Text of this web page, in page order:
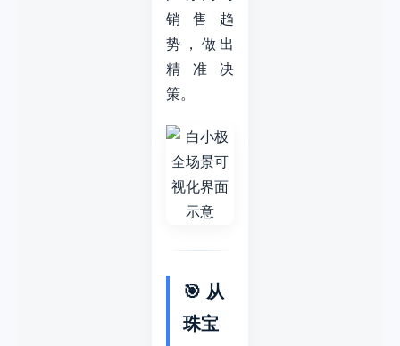
销售趋
势，做出
精准决
策。
🎯 从
珠宝